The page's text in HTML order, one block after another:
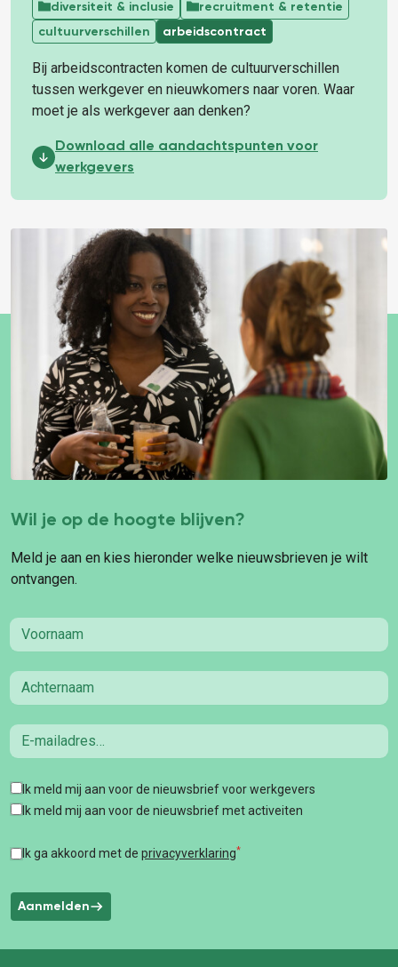
diversiteit & inclusie
recruitment & retentie
cultuurverschillen
arbeidscontract
Bij arbeidscontracten komen de cultuurverschillen
tussen werkgever en nieuwkomers naar voren. Waar
moet je als werkgever aan denken?
Aandacht voor het contract:
Download alle aandachtspunten voor
werkgevers
Wil je op de hoogte blijven?
Meld je aan en kies hieronder welke nieuwsbrieven je wilt
ontvangen.
First name
Last name
Email
TagsIk meld mij aan voor de nieuwsbrief voor werkgevers
Ik meld mij aan voor de nieuwsbrief met activeiten
Ik ga akkoord met de privacyverklaring*
Aanmelden